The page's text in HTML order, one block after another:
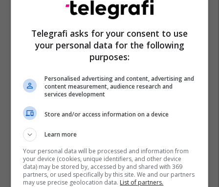
Telegrafi asks for your consent to use
your personal data for the following
purposes:
Personalised advertising and content, advertising and
content measurement, audience research and
services development
Store and/or access information on a device
Learn more
Your personal data will be processed and information from
your device (cookies, unique identifiers, and other device
data) may be stored by, accessed by and shared with 369
partners, or used specifically by this site. We and our partners
may use precise geolocation data. List of partners.